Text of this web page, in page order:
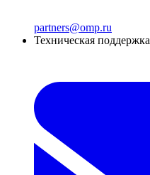
partners@omp.ru
Техническая поддержка